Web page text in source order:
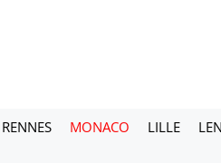
RENNES MONACO LILLE